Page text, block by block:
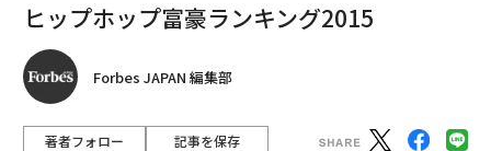
ヒップホップ富豪ランキング2015
Forbes JAPAN 編集部
著者フォロー 記事を保存